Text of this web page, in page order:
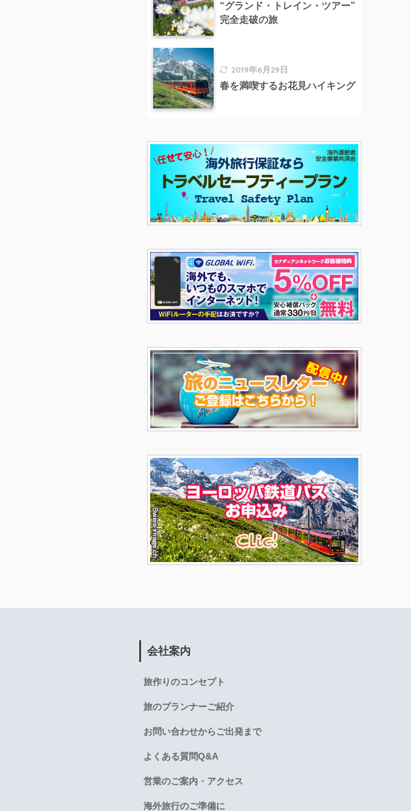
“グランド・トレイン・ツアー”
完全走破の旅
2019年6月29日
春を満喫するお花見ハイキング
会社案内
旅作りのコンセプト
旅のプランナーご紹介
お問い合わせからご出発まで
よくある質問Q&A
営業のご案内・アクセス
海外旅行のご準備に